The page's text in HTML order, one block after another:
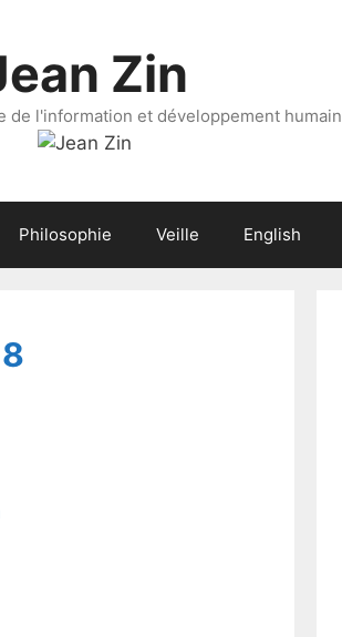
Zin
de l'information et développement humain
Philosophie Veille English